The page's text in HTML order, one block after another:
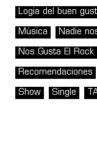
Logia del buen
Música Nadie
Nos Gusta El Rock
Recomendaciones
Show Single